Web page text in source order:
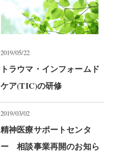
2019/05/22
トラウマ・インフォームド
ケア(TIC)の研修
2019/03/02
精神医療サポートセンタ
ー 相談事業再開のお知ら